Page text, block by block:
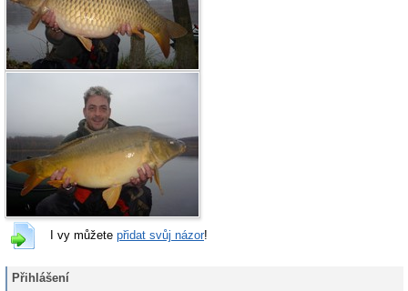
I vy můžete přidat svůj názor!
Přihlášení